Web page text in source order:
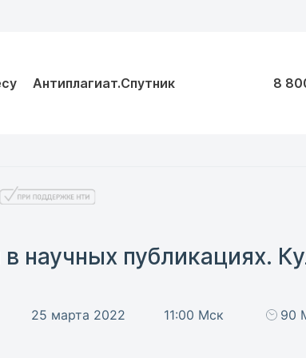
Антиплагиат.Спутник 8
научных публикациях.
25 марта 2022 11:00 Мск 90